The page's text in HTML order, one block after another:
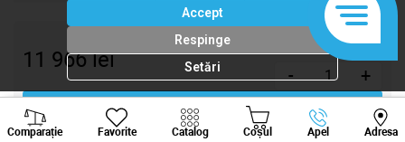
11 966lei
- +
Cumpără acum
Comparație Favorite Catalog Coșul Apel Adresa
Viber Whatsapp
Accept
Respinge
Setări